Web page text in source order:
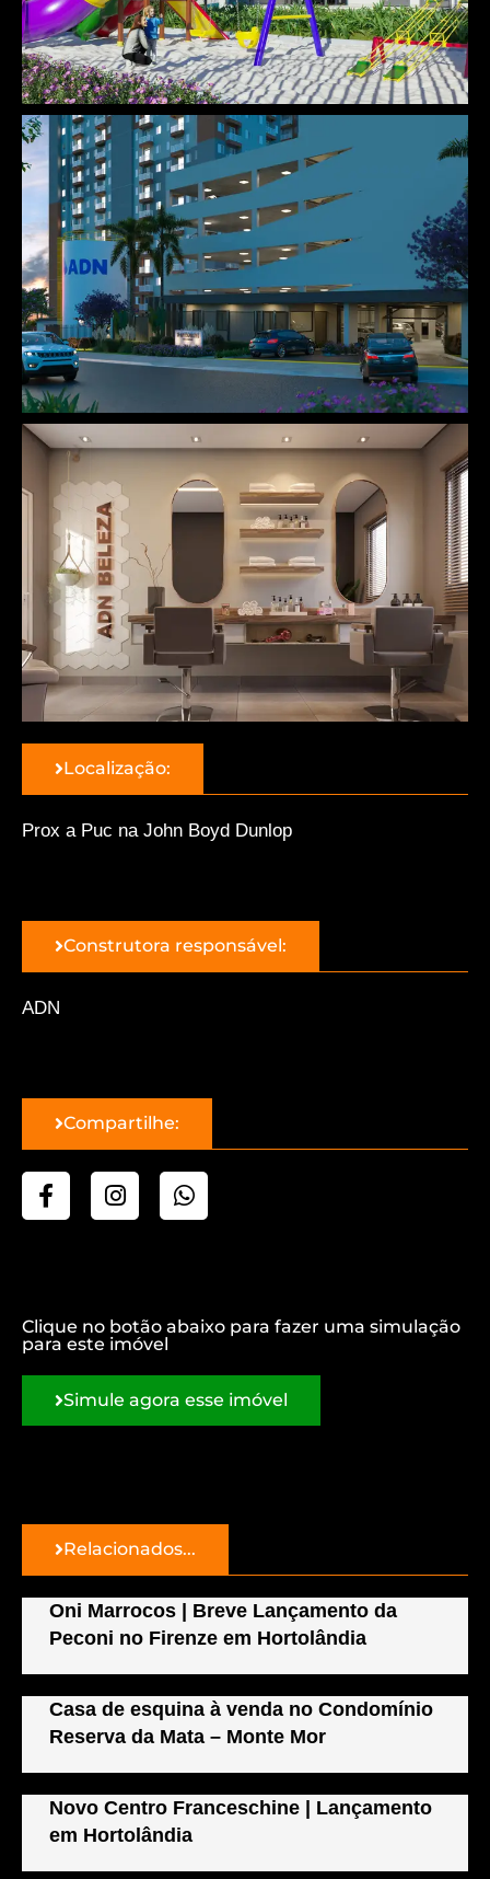
Localização:
Prox a Puc na John Boyd Dunlop
Construtora responsável:
ADN
Compartilhe:
Clique no botão abaixo para fazer uma simulação
para este imóvel
Simule agora esse imóvel
Relacionados...
Oni Marrocos | Breve Lançamento da
Peconi no Firenze em Hortolândia
Casa de esquina à venda no Condomínio
Reserva da Mata – Monte Mor
Novo Centro Franceschine | Lançamento
em Hortolândia